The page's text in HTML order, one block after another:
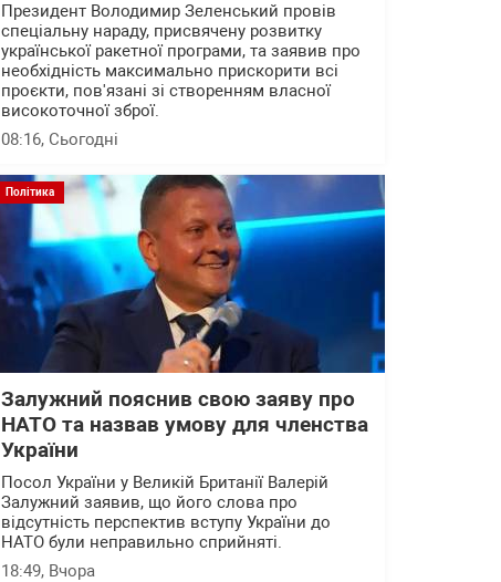
Президент Володимир Зеленський провів
спеціальну нараду, присвячену розвитку
української ракетної програми, та заявив про
необхідність максимально прискорити всі
проєкти, пов'язані зі створенням власної
високоточної зброї.
08:16, Сьогодні
Політика
Залужний пояснив свою заяву про
НАТО та назвав умову для членства
України
Посол України у Великій Британії Валерій
Залужний заявив, що його слова про
відсутність перспектив вступу України до
НАТО були неправильно сприйняті.
18:49, Вчора